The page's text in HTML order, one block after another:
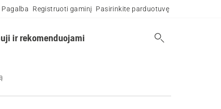
Pagalba Registruoti gaminį Pasirinkite parduotuvę
ir rekomenduojami